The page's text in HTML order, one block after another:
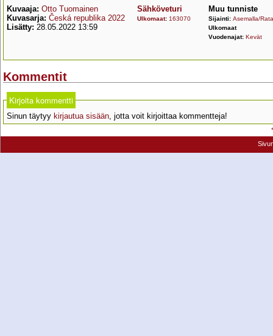
Kuvaaja: Otto Tuomainen
Kuvasarja: Česká republika 2022
Lisätty: 28.05.2022 13:59
Sähköveturi
Ulkomaat: 163070
Muu tunniste
Sijainti: Asemalla/
Ulkomaat
Vuodenajat: Kevät
Kommentit
Kirjoita kommentti
Sinun täytyy kirjautua sisään, jotta voit kirjoittaa kommentteja!